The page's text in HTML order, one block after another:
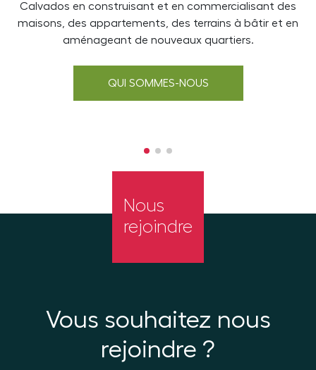
Calvados en construisant et en commercialisant des
maisons, des appartements, des terrains à bâtir et en
aménageant de nouveaux quartiers.
QUI SOMMES-NOUS
Nous
rejoindre
Vous souhaitez nous
rejoindre ?